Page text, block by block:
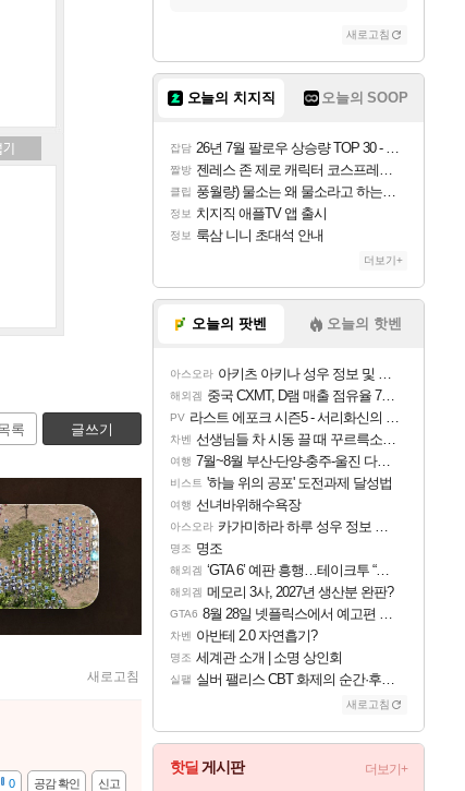
록 글쓰기
새로고침
신고
공감 확인
0
새로고침
오늘의 치지직 오늘의 SOOP
잡담 26년 7월 팔로우 상승량 TOP 30 - 월간 치지직
짤방 젠레스 존 제로 캐릭터 코스프레한 꽁주
클립 풍월량) 물소는 왜 물소라고 하는거야? 아! 그만 ㅋㅋ
정보 치지직 애플TV 앱 출시
정보 룩삼 니니 초대석 안내
더보기+
오늘의 팟벤 오늘의 핫벤
아스오라 아키츠 아키나 성우 정보 및 주요 필모
해외겜 중국 CXMT, D램 매출 점유율 7%…글로벌 4위로 부상
PV 라스트 에포크 시즌5 - 서리화신의 분노 티저
차벤 선생님들 차 시동 끌 때 꾸르륵소리나는데
여행 7월~8월 부산-단양-충주-울진 다녀왔어요~
비스트 '하늘 위의 공포' 도전과제 달성법
여행 선녀바위해수욕장
아스오라 카가미하라 하루 성우 정보 및 주요 필모
명조 명조
해외겜 ‘GTA 6’ 예판 흥행…테이크투 “내부 예상 크게 넘어”
해외겜 메모리 3사, 2027년 생산분 완판?
GTA6 8월 28일 넷플릭스에서 예고편 공개 예정
차벤 아반테 2.0 자연흡기?
명조 세계관 소개 | 소명 상인회
실팰 실버 팰리스 CBT 화제의 순간·후기 모음
새로고침
핫딜 게시판 더보기+